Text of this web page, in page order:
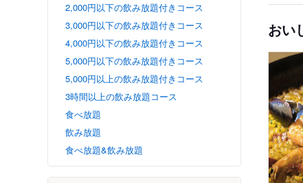
2,000円以下の飲み放題付きコース
3,000円以下の飲み放題付きコース
4,000円以下の飲み放題付きコース
5,000円以下の飲み放題付きコース
5,000円以上の飲み放題付きコース
3時間以上の飲み放題コース
食べ放題
飲み放題
食べ放題&飲み放題
おい